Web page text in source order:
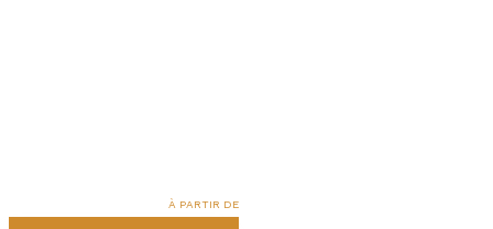
À PARTIR DE